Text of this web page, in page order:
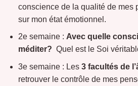
conscience de la qualité de mes
sur mon état émotionnel.
2e semaine : Avec quelle
méditer? Quel est le Soi
3e semaine : Les 3 facultés de
retrouver le contrôle de mes